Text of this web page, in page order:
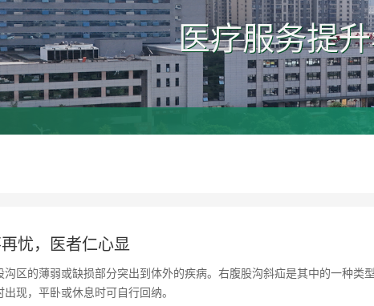
医疗服务提
忧，医者仁心显
区的薄弱或缺损部分突出到体外的疾病。右腹股沟斜疝是其中的一种类
现，平卧或休息时可自行回纳。